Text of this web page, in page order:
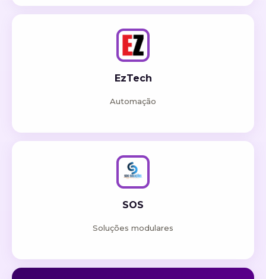
EzTech
Automação
SOS
Soluções modulares